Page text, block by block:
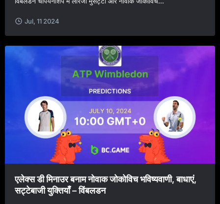
Jul, 11 2024
एलेक्स डी मिनाउर बनाम नोवाक जोकोविच भविष्यवाणी, बाधाएं,
सट्टेबाजी युक्तियाँ – विंबलडन